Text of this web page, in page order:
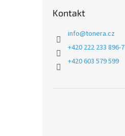
Kontakt
info@tonera.cz
+420 222 233 896-7
+420 603 579 599